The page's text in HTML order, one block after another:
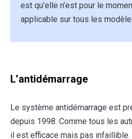
est qu’elle n’est pour le
applicable sur tous les
L’antidémarrage
Le système antidémarrage est
depuis 1998. Comme tous les
il est efficace mais pas infaillible.